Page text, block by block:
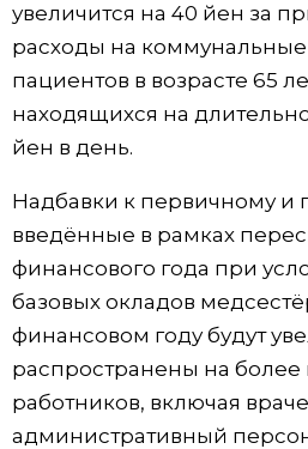
увеличится на 40 йен за
расходы на коммунальные
пациентов в возрасте 65
находящихся на
йен в день.
Надбавки к первичному и
введённые в рамках
финансового года при
базовых окладов
финансовом году будут
распространены на
работников, включая
административный